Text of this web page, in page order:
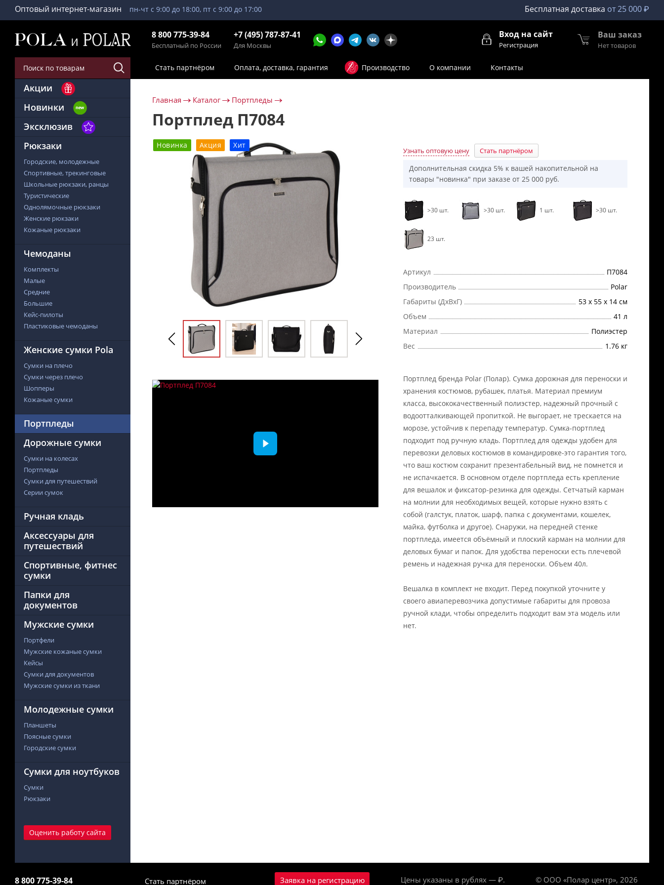
Оптовый интернет-магазин пн-чт с 9:00 до 18:00, пт с 9:00 до 17:00 Бесплатная доставка от 25 000 ₽
8 800 775-39-84
Бесплатный по России
+7 (495) 787-87-41
Для Москвы
Вход на сайт
Регистрация
Ваш заказ
Нет товаров
Стать партнёром Оплата, доставка, гарантия Производство О компании Контакты
Акции
Новинки
Эксклюзив
Рюкзаки
Городские, молодежные
Спортивные, трекинговые
Школьные рюкзаки, ранцы
Туристические
Однолямочные рюкзаки
Женские рюкзаки
Кожаные рюкзаки
Чемоданы
Комплекты
Малые
Средние
Большие
Кейс-пилоты
Пластиковые чемоданы
Женские сумки Pola
Сумки на плечо
Сумки через плечо
Шопперы
Кожаные сумки
Портпледы
Дорожные сумки
Сумки на колесах
Портпледы
Сумки для путешествий
Серии сумок
Ручная кладь
Аксессуары для
путешествий
Спортивные, фитнес
сумки
Папки для
документов
Мужские сумки
Портфели
Мужские кожаные сумки
Кейсы
Сумки для документов
Мужские сумки из ткани
Молодежные сумки
Планшеты
Поясные сумки
Городские сумки
Сумки для ноутбуков
Сумки
Рюкзаки
Оценить работу сайта
Главная Каталог Портпледы
Портплед П7084
Новинка Акция Хит
Узнать оптовую цену Стать партнёром
Дополнительная скидка 5% к вашей накопительной на
товары "новинка" при заказе от 25 000 руб.
>30 шт. >30 шт. 1 шт. >30 шт.
23 шт.
Артикул
П7084
Производитель
Polar
Габариты (ДхВхГ)
53 х 55 х 14 см
Объем
41 л
Материал
Полиэстер
Вес
1.76 кг
Портплед бренда Polar (Полар). Сумка дорожная для переноски и
хранения костюмов, рубашек, платья. Материал премиум
класса, высококачественный полиэстер, надежный прочный с
водоотталкивающей пропиткой. Не выгорает, не трескается на
морозе, устойчив к перепаду температур. Сумка-портплед
подходит под ручную кладь. Портплед для одежды удобен для
перевозки деловых костюмов в командировке-это гарантия того,
что ваш костюм сохранит презентабельный вид, не помнется и
не испачкается. В основном отделе портпледа есть крепление
для вешалок и фиксатор-резинка для одежды. Сетчатый карман
на молнии для необходимых вещей, которые нужно взять с
собой (галстук, платок, шарф, папка с документами, кошелек,
майка, футболка и другое). Снаружи, на передней стенке
портпледа, имеется объёмный и плоский карман на молнии для
деловых бумаг и папок. Для удобства переноски есть плечевой
ремень и надежная ручка для переноски. Объем 40л.
Вешалка в комплект не входит. Перед покупкой уточните у
своего авиаперевозчика допустимые габариты для провоза
ручной клади, чтобы определить подходит вам эта модель или
нет.
8 800 775-39-84 Стать партнёром Заявка на регистрацию Цены указаны в рублях — ₽. © ООО «Полар центр», 2026